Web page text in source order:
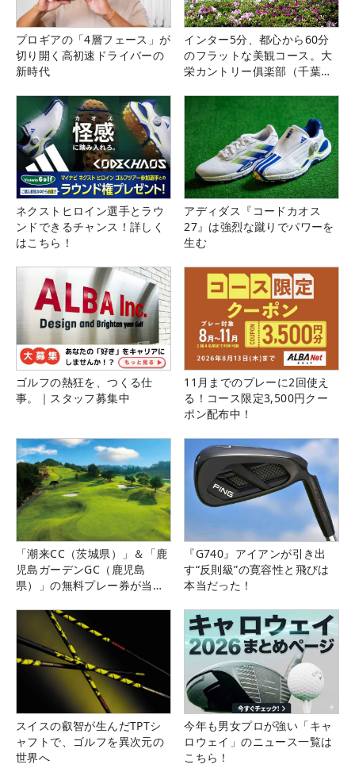
プロギアの「4層フェース」が
切り開く高初速ドライバーの
新時代
インター5分、都心から60分
のフラットな美観コース。大
栄カントリー俱楽部（千葉
ネクストヒロイン選手とラウ
ンドできるチャンス！詳しく
はこちら！
アディダス『コードカオス
27』は強烈な蹴りでパワーを
生む
ゴルフの熱狂を、つくる仕
事。｜スタッフ募集中
11月までのプレーに2回使え
る！コース限定3,500円クー
ポン配布中！
「潮来CC（茨城県）」＆「鹿
児島ガーデンGC（鹿児島
県）」の無料プレー券が当た
『G740』アイアンが引き出
す“反則級”の寛容性と飛びは
本当だった！
スイスの叡智が生んだTPTシ
ャフトで、ゴルフを異次元の
世界へ
今年も男女プロが強い「キャ
ロウェイ」のニュース一覧は
こちら！